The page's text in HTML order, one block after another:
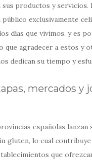
sus productos y servicios.
exclusivamente
días que vivimos, y es
que agradecer a estos y
dedican su tiempo y
mercados y
españolas lanzan
gluten, lo cual
que